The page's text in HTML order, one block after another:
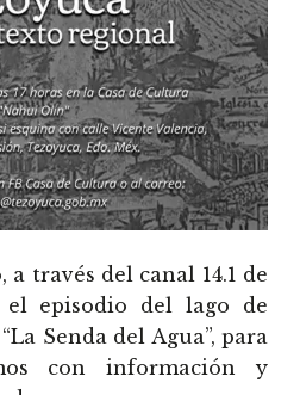
a través del canal 14.1 de
el episodio del lago de
Senda del Agua”, para
con información y